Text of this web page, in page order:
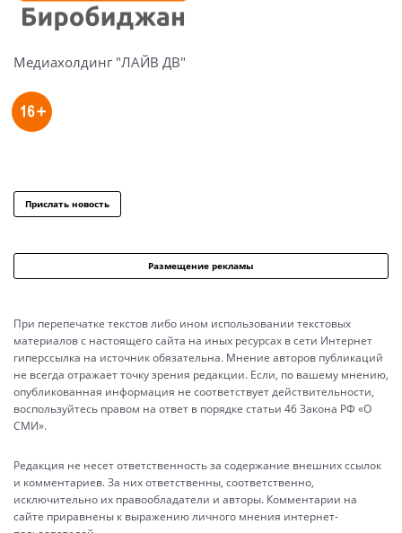
Медиахолдинг "ЛАЙВ ДВ"
Прислать новость
Размещение рекламы
При перепечатке текстов либо ином использовании текстовых
материалов с настоящего сайта на иных ресурсах в сети Интернет
гиперссылка на источник обязательна. Мнение авторов публикаций
не всегда отражает точку зрения редакции. Если, по вашему мнению,
опубликованная информация не соответствует действительности,
воспользуйтесь правом на ответ в порядке статьи 46 Закона РФ «О
СМИ».
Редакция не несет ответственность за содержание внешних ссылок
и комментариев. За них ответственны, соответственно,
исключительно их правообладатели и авторы. Комментарии на
сайте приравнены к выражению личного мнения интернет-